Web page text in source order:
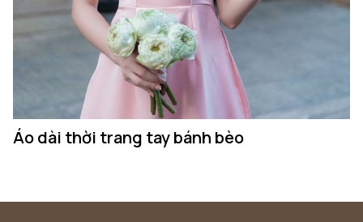
Áo dài thời trang tay bánh bèo